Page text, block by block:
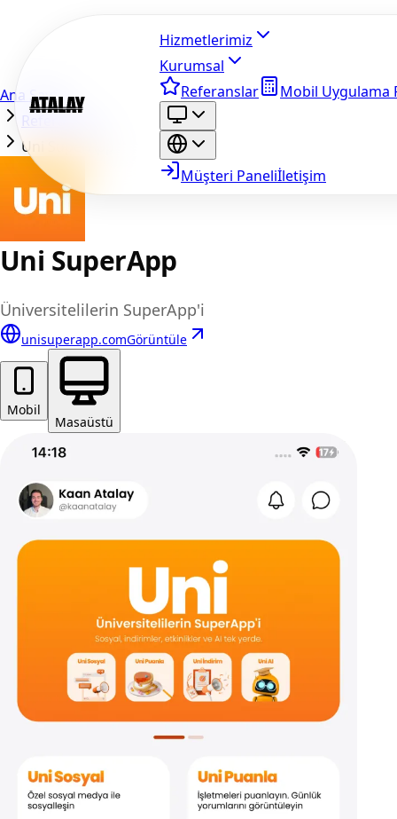
Hizmetlerimiz
Kurumsal
Referanslar
Mobil Uygulama
Müşteri Paneliİletişim
Ana Sayfa
Referanslar
Uni SuperApp
Uni SuperApp
Üniversitelilerin SuperApp'i
unisuperapp.comGörüntüle
Mobil
Masaüstü